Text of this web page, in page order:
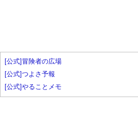
[公式]冒険者の広場
[公式]つよさ予報
[公式]やることメモ